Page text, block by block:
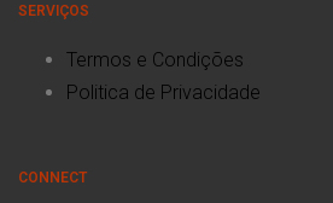
SERVIÇOS
Termos e Condições
Politica de Privacidade
CONNECT